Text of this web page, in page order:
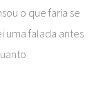
o que faria se
uma falada antes